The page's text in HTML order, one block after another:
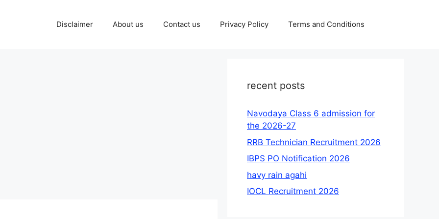
Disclaimer About us Contact us Privacy Policy Terms and Conditions
recent posts
Navodaya Class 6 admission for
the 2026-27
RRB Technician Recruitment 2026
IBPS PO Notification 2026
havy rain agahi
IOCL Recruitment 2026